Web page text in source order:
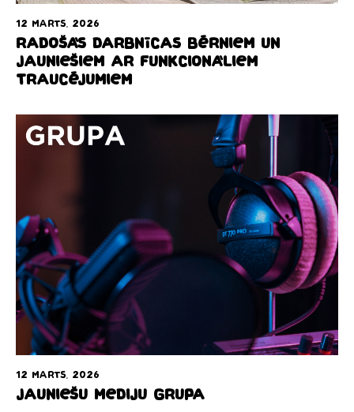
12 marts, 2026
Radošās darbnīcas bērniem un
jauniešiem ar funkcionāliem
traucējumiem
12 marts, 2026
Jauniešu mediju grupa